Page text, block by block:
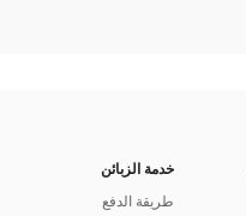
خدمة الزبائن
طريقة الدفع